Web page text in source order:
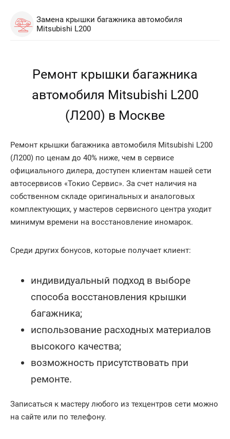
Замена крышки багажника автомобиля
Mitsubishi L200
Ремонт крышки багажника
автомобиля Mitsubishi L200
(Л200) в Москве
Ремонт крышки багажника автомобиля Mitsubishi L200
(Л200) по ценам до 40% ниже, чем в сервисе
официального дилера, доступен клиентам нашей сети
автосервисов «Токио Сервис». За счет наличия на
собственном складе оригинальных и аналоговых
комплектующих, у мастеров сервисного центра уходит
минимум времени на восстановление иномарок.
Среди других бонусов, которые получает клиент:
индивидуальный подход в выборе
способа восстановления крышки
багажника;
использование расходных материалов
высокого качества;
возможность присутствовать при
ремонте.
Записаться к мастеру любого из техцентров сети можно
на сайте или по телефону.